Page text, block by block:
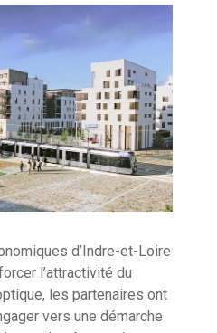
d’Indre-et-Loire
l’attractivité du
les partenaires ont
vers une démarche